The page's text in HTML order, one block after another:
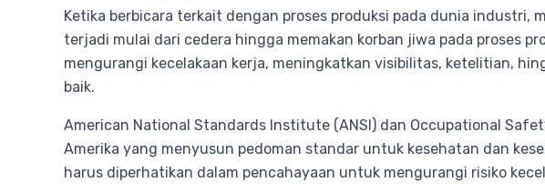
Ketika berbicara terkait dengan proses produksi pada dunia industri,
terjadi mulai dari cedera hingga memakan korban jiwa pada proses
mengurangi kecelakaan kerja, meningkatkan visibilitas, ketelitian,
baik.
American National Standards Institute (ANSI) dan Occupational
Amerika yang menyusun pedoman standar untuk kesehatan dan
harus diperhatikan dalam pencahayaan untuk mengurangi risiko